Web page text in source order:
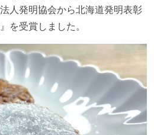
人発明協会から北海道発明表彰
を受賞しました。